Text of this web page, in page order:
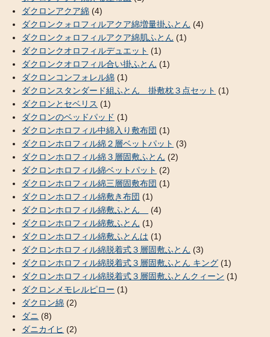
ダクロンアクア綿 (4)
ダクロンクォロフィルアクア綿増量掛ふとん (4)
ダクロンクォロフィルアクア綿肌ふとん (1)
ダクロンクオロフィルデュエット (1)
ダクロンクオロフィル合い掛ふとん (1)
ダクロンコンフォレル綿 (1)
ダクロンスタンダード組ふとん 掛敷枕３点セット (1)
ダクロンとセベリス (1)
ダクロンのベッドパッド (1)
ダクロンホロフィル中綿入り敷布団 (1)
ダクロンホロフィル綿２層ベットパット (3)
ダクロンホロフィル綿３層固敷ふとん (2)
ダクロンホロフィル綿ベットパット (2)
ダクロンホロフィル綿三層固敷布団 (1)
ダクロンホロフィル綿敷き布団 (1)
ダクロンホロフィル綿敷ふとん
(4)
ダクロンホロフィル綿敷ふとん (1)
ダクロンホロフィル綿敷ふとんは (1)
ダクロンホロフィル綿脱着式３層固敷ふとん (3)
ダクロンホロフィル綿脱着式３層固敷ふとん キング (1)
ダクロンホロフィル綿脱着式３層固敷ふとんクィーン (1)
ダクロンメモレルピロー (1)
ダクロン綿 (2)
ダニ (8)
ダニカイヒ (2)